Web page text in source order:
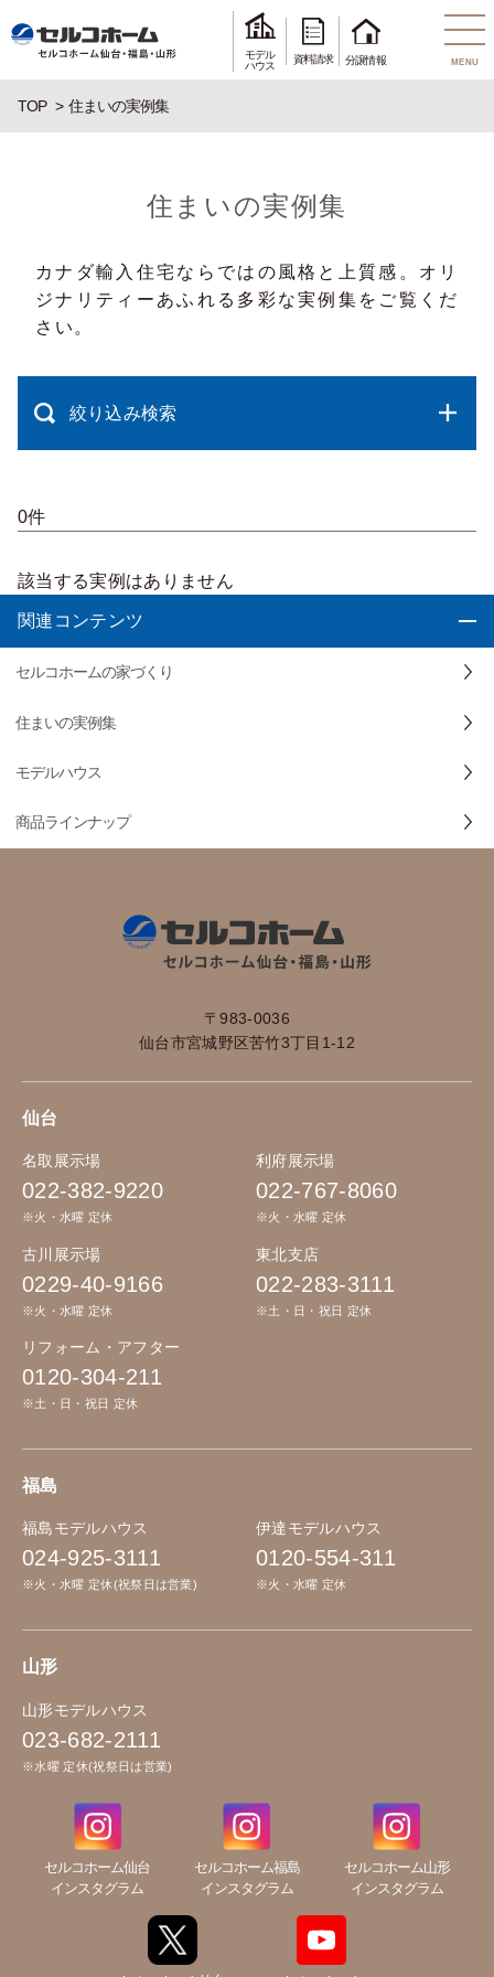
モデル
ハウス
資料請求 分譲情報 MENU
TOP 住まいの実例集
住まいの実例集
カナダ輸入住宅ならではの風格と上質感。オリ
ジナリティーあふれる多彩な実例集をご覧くだ
さい。
絞り込み検索
0件
該当する実例はありません
関連コンテンツ
セルコホームの家づくり
住まいの実例集
モデルハウス
商品ラインナップ
〒983-0036
仙台市宮城野区苦竹3丁目1-12
仙台
名取展示場
022-382-9220
※火・水曜 定休
利府展示場
022-767-8060
※火・水曜 定休
古川展示場
0229-40-9166
※火・水曜 定休
東北支店
022-283-3111
※土・日・祝日 定休
リフォーム・アフター
0120-304-211
※土・日・祝日 定休
福島
福島モデルハウス
024-925-3111
※火・水曜 定休(祝祭日は営業)
伊達モデルハウス
0120-554-311
※火・水曜 定休
山形
山形モデルハウス
023-682-2111
※水曜 定休(祝祭日は営業)
セルコホーム仙台
インスタグラム
セルコホーム福島
インスタグラム
セルコホーム山形
インスタグラム